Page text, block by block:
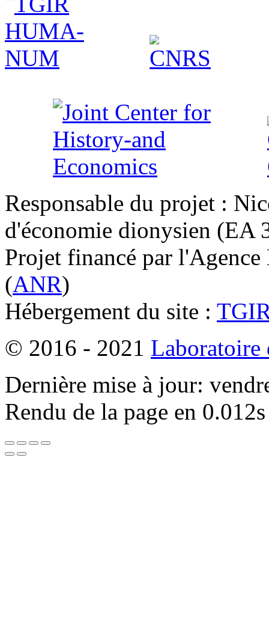
Responsable du projet :
d'économie dionysien
Projet financé par l'Agence
(ANR)
Hébergement du site :
© 2016 - 2021 Laboratoire
Dernière mise à jour:
Rendu de la page en 0.012s